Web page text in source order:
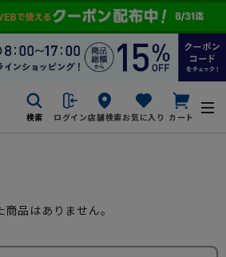
検索 ログイン店舗検索お気に入り カート
品はありません。